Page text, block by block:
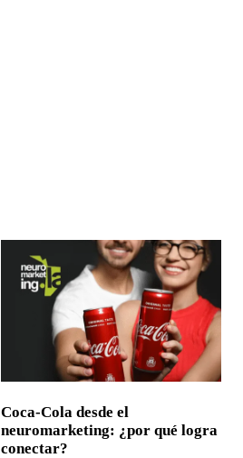
Coca-Cola desde el
neuromarketing: ¿por qué logra
conectar?